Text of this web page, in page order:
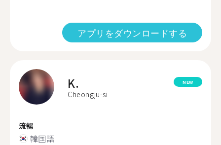
アプリをダウンロードする
K.
Cheongju-si
NEW
流暢
韓国語